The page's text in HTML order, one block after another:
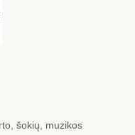
šokių, muzikos